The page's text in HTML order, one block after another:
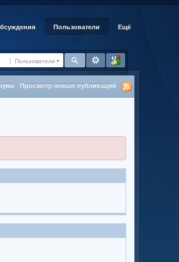
Пользователи Ещё
Пользователи
Просмотр новых публикаций